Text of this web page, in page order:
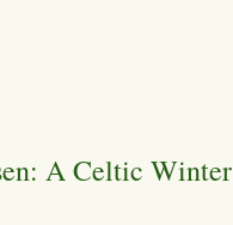
A Celtic Winter